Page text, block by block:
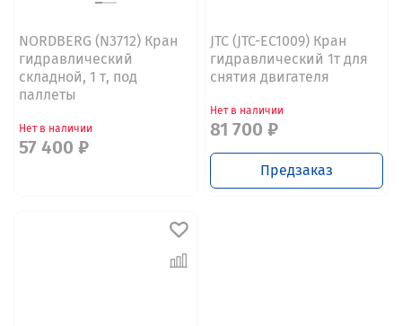
NORDBERG (N3712) Кран
гидравлический
складной, 1 т, под
паллеты
Нет в наличии
57 400 ₽
JTC (JTC-EC1009) Кран
гидравлический 1т для
снятия двигателя
Нет в наличии
81 700 ₽
Предзаказ